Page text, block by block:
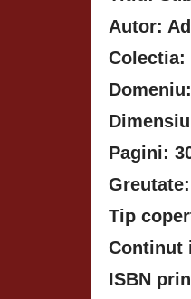
Autor:
Colectia:
Pagini:
Tip
Continut
ISBN